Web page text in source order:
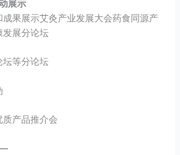
展示
成果展示艾灸产业发展大会药食同源产
发展分论坛
坛等分论坛
质产品推介会
—